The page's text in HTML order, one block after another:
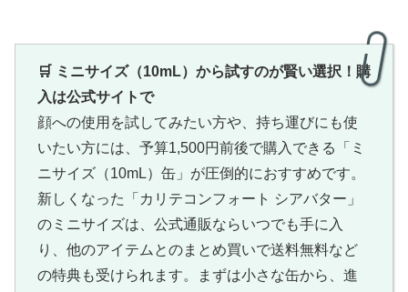
🛒 ミニサイズ（10mL）から試すのが賢い選択！購
入は公式サイトで
顔への使用を試してみたい方や、持ち運びにも使
いたい方には、予算1,500円前後で購入できる「ミ
ニサイズ（10mL）缶」が圧倒的におすすめです。
新しくなった「カリテコンフォート シアバター」
のミニサイズは、公式通販ならいつでも手に入
り、他のアイテムとのまとめ買いで送料無料など
の特典も受けられます。まずは小さな缶から、進